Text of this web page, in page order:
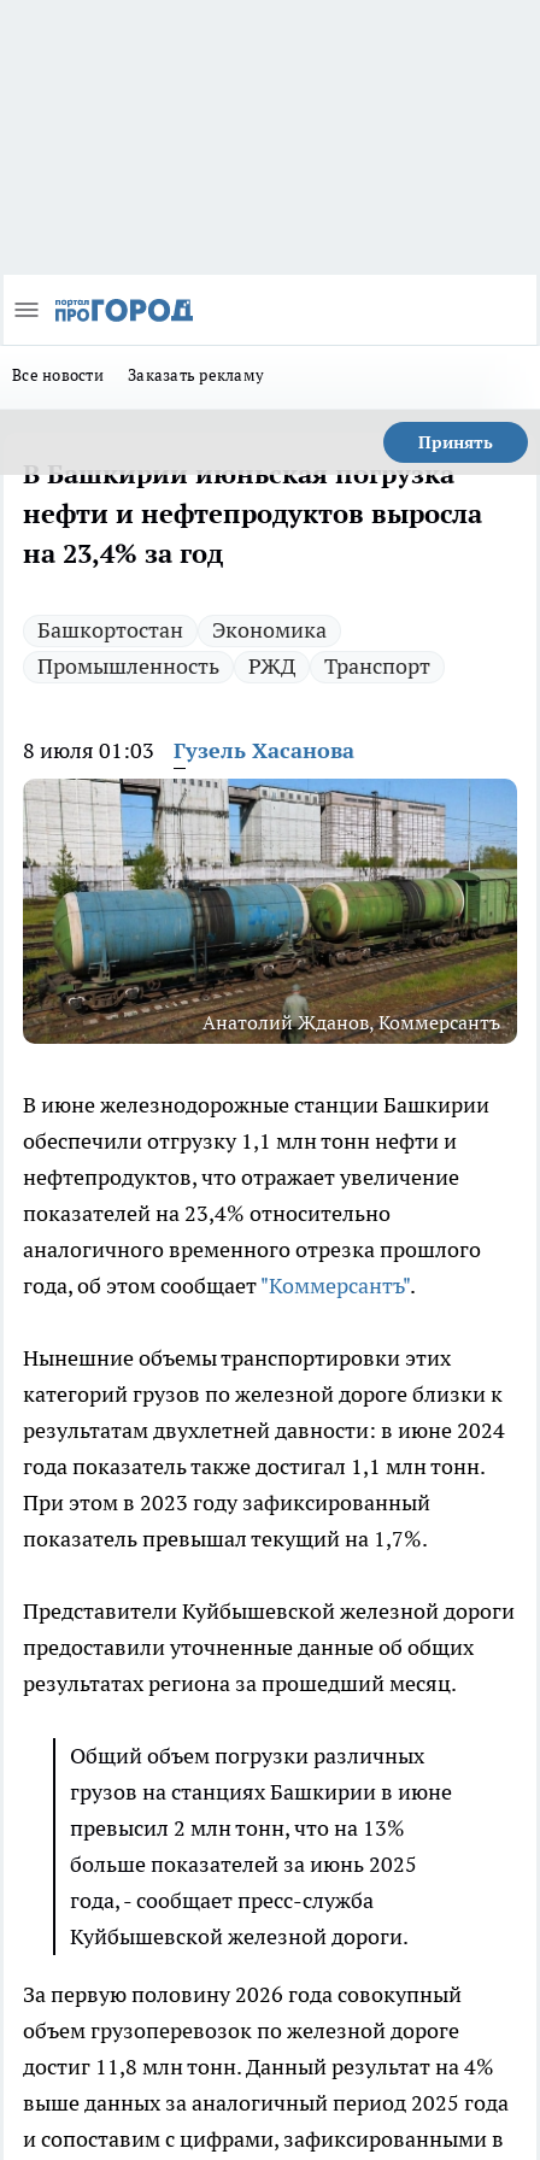
Все новости Заказать рекламу
Принять
В Башкирии июньская погрузка
нефти и нефтепродуктов выросла
на 23,4% за год
Башкортостан
Экономика
Промышленность
РЖД Транспорт
8 июля 01:03 Гузель Хасанова
Анатолий Жданов, Коммерсантъ
В июне железнодорожные станции Башкирии
обеспечили отгрузку 1,1 млн тонн нефти и
нефтепродуктов, что отражает увеличение
показателей на 23,4% относительно
аналогичного временного отрезка прошлого
года, об этом сообщает"Коммерсантъ".
Нынешние объемы транспортировки этих
категорий грузов по железной дороге близки к
результатам двухлетней давности: в июне 2024
года показатель также достигал 1,1 млн тонн.
При этом в 2023 году зафиксированный
показатель превышал текущий на 1,7%.
Представители Куйбышевской железной дороги
предоставили уточненные данные об общих
результатах региона за прошедший месяц.
Общий объем погрузки различных
грузов на станциях Башкирии в июне
превысил 2 млн тонн, что на 13%
больше показателей за июнь 2025
года, - сообщает пресс-служба
Куйбышевской железной дороги.
За первую половину 2026 года совокупный
объем грузоперевозок по железной дороге
достиг 11,8 млн тонн. Данный результат на 4%
выше данных за аналогичный период 2025 года
и сопоставим с цифрами, зафиксированными в